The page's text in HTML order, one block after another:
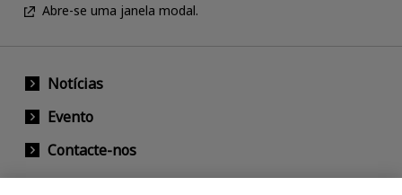
Abre-se uma janela modal.
Notícias
Evento
Contacte-nos